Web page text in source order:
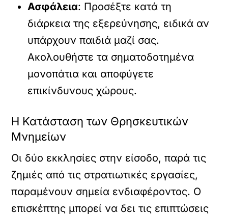
Ασφάλεια: Προσέξτε κατά τη
διάρκεια της εξερεύνησης, ειδικά αν
υπάρχουν παιδιά μαζί σας.
Ακολουθήστε τα σηματοδοτημένα
μονοπάτια και αποφύγετε
επικίνδυνους χώρους.
Η Κατάσταση των Θρησκευτικών
Μνημείων
Οι δύο εκκλησίες στην είσοδο, παρά τις
ζημιές από τις στρατιωτικές εργασίες,
παραμένουν σημεία ενδιαφέροντος. Ο
επισκέπτης μπορεί να δει τις επιπτώσεις